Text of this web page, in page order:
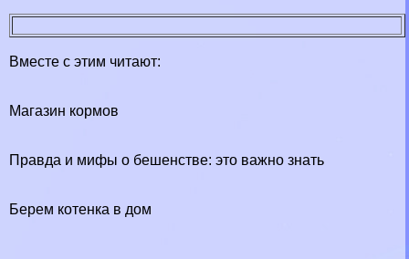
Вместе с этим читают:
Магазин кормов
Правда и мифы о бешенстве: это важно знать
Берем котенка в дом